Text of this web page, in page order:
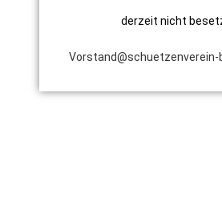
derzeit nicht
Vorstand@schuetzenverein-